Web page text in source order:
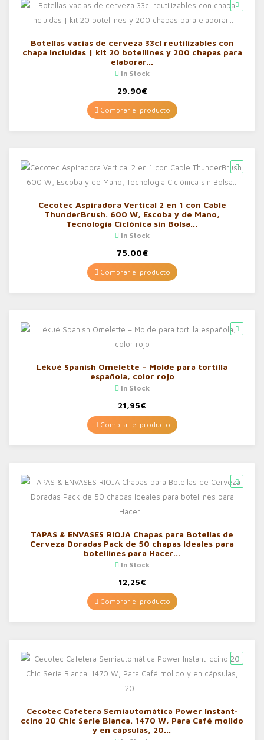
Botellas vacias de cerveza 33cl reutilizables con
chapa incluidas | kit 20 botellines y 200 chapas para
elaborar…
In Stock
29,90€
Comprar el producto
Cecotec Aspiradora Vertical 2 en 1 con Cable
ThunderBrush. 600 W, Escoba y de Mano,
Tecnología Ciclónica sin Bolsa…
In Stock
75,00€
Comprar el producto
Lékué Spanish Omelette – Molde para tortilla
española, color rojo
In Stock
21,95€
Comprar el producto
TAPAS & ENVASES RIOJA Chapas para Botellas de
Cerveza Doradas Pack de 50 chapas Ideales para
botellines para Hacer…
In Stock
12,25€
Comprar el producto
Cecotec Cafetera Semiautomática Power Instant-
ccino 20 Chic Serie Bianca. 1470 W, Para Café molido
y en cápsulas, 20…